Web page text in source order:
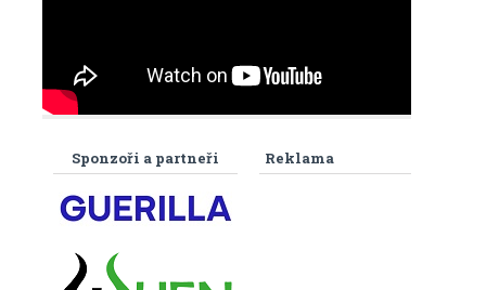
Reklama
Sponzoři a partneři